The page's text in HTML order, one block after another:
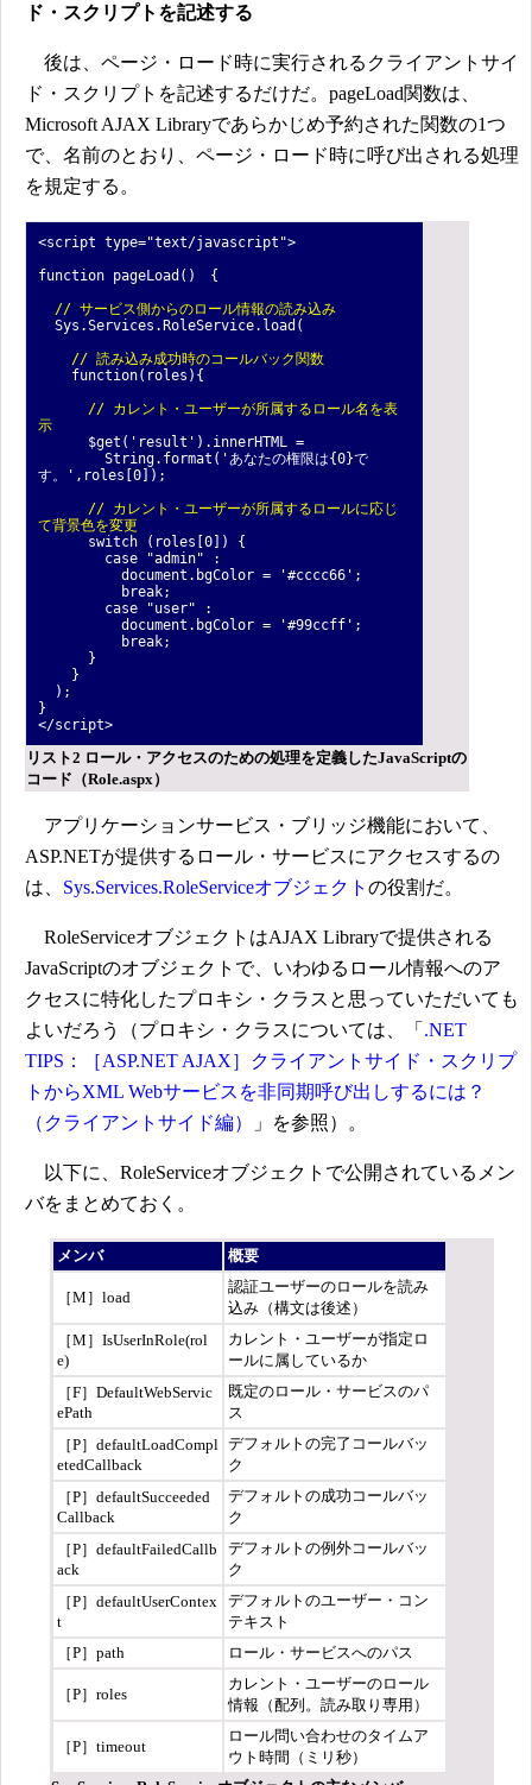
ド・スクリプトを記述する
後は、ページ・ロード時に実行されるクライアントサイ
ド・スクリプトを記述するだけだ。pageLoad関数は、
Microsoft AJAX Libraryであらかじめ予約された関数の1つ
で、名前のとおり、ページ・ロード時に呼び出される処理
を規定する。
<script type="text/javascript">
function pageLoad() {
// サービス側からのロール情報の読み込み
Sys.Services.RoleService.load(
// 読み込み成功時のコールバック関数
function(roles){
// カレント・ユーザーが所属するロール名を表
示
$get('result').innerHTML =
String.format('あなたの権限は{0}で
す。',roles[0]);
// カレント・ユーザーが所属するロールに応じ
て背景色を変更
switch (roles[0]) {
case "admin" :
document.bgColor = '#cccc66';
break;
case "user" :
document.bgColor = '#99ccff';
break;
}
}
);
}
</script>
リスト2 ロール・アクセスのための処理を定義したJavaScriptの
コード（Role.aspx）
アプリケーションサービス・ブリッジ機能において、
ASP.NETが提供するロール・サービスにアクセスするの
は、 Sys.Services.RoleServiceオブジェクト の役割だ。
RoleServiceオブジェクトはAJAX Libraryで提供される
JavaScriptのオブジェクトで、いわゆるロール情報へのア
クセスに特化したプロキシ・クラスと思っていただいても
よいだろう（プロキシ・クラスについては、「 .NET
TIPS：［ASP.NET AJAX］クライアントサイド・スクリプ
トからXML Webサービスを非同期呼び出しするには？
（クライアントサイド編）
」を参照）。
以下に、RoleServiceオブジェクトで公開されているメン
バをまとめておく。
メンバ 概要
［M］load
認証ユーザーのロールを読み
込み（構文は後述）
［M］IsUserInRole(rol
e)
カレント・ユーザーが指定ロ
ールに属しているか
［F］DefaultWebServic
ePath
既定のロール・サービスのパ
ス
［P］defaultLoadCompl
etedCallback
デフォルトの完了コールバッ
ク
［P］defaultSucceeded
Callback
デフォルトの成功コールバッ
ク
［P］defaultFailedCallb
ack
デフォルトの例外コールバッ
ク
［P］defaultUserContex
t
デフォルトのユーザー・コン
テキスト
［P］path
ロール・サービスへのパス
［P］roles
カレント・ユーザーのロール
情報（配列。読み取り専用）
［P］timeout
ロール問い合わせのタイムア
ウト時間（ミリ秒）